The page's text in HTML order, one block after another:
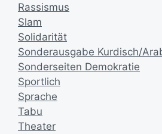
Rassismus
Slam
Solidarität
Sonderausgabe Kurdisch/
Sonderseiten Demokratie
Sportlich
Sprache
Tabu
Theater